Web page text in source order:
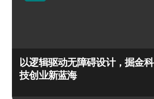
以逻辑驱动无障碍设计，掘金科
技创业新蓝海